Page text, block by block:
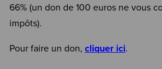
66% (un don de 100 euros ne vous
impôts).
Pour faire un don, cliquer ici.